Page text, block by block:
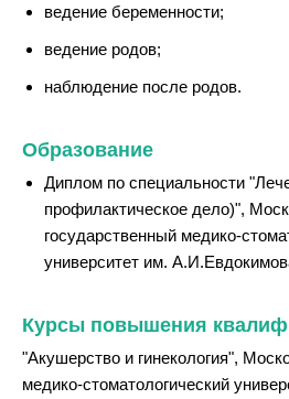
ведение беременности;
ведение родов;
наблюдение после родов.
Образование
Диплом по специальности
профилактическое дело)",
государственный медико-
университет им.
Курсы повышения
"Акушерство и гинекология",
медико-стоматологический